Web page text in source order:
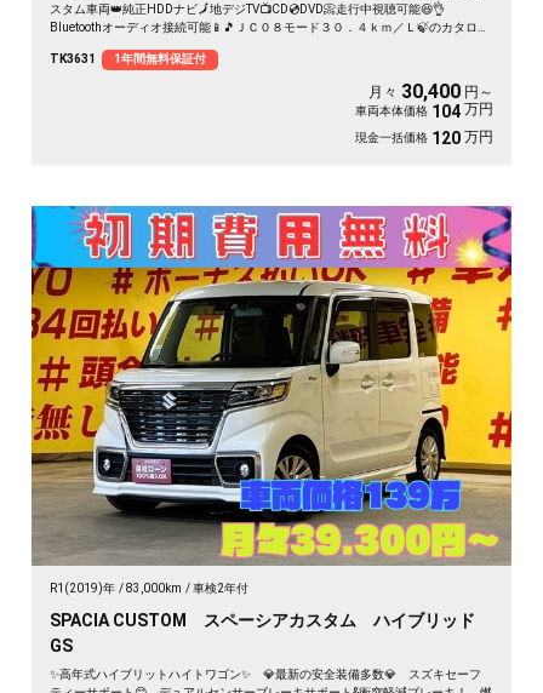
スタム車両👑純正HDDナビ🗾地デジTV📺CD💿DVD📀走行中視聴可能😆👌
Bluetoothオーディオ接続可能📱🎵ＪＣ０８モード３０．４ｋｍ／Ｌ🍃のカタログ
室となるのでたくさんの荷物を積む事ができます📦夜間時も明るいHIDヘッドラ
イト＆LEDフォグ🔦バックカメラ付きで駐車時も安心👀タイヤ４本新品納車🛞
TK3631 1年間無料保証付
月々 30,400 円～
車両本体価格 104 万円
現金一括価格 120 万円
R1(2019)年 83,000km 車検2年付
SPACIA CUSTOM スペーシアカスタム ハイブリッド
GS
✨高年式ハイブリットハイトワゴン✨ 💎最新の安全装備多数💎 スズキセーフ